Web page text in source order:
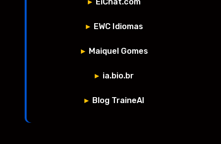
EWC Idiomas
Maiquel Gomes
ia.bio.br
Blog TraineAI